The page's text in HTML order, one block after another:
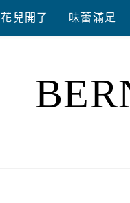
花兒開了 味蕾滿足